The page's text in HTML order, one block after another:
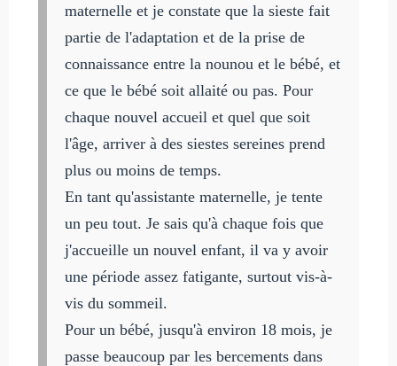
maternelle et je constate que la sieste fait
partie de l'adaptation et de la prise de
connaissance entre la nounou et le bébé, et
ce que le bébé soit allaité ou pas. Pour
chaque nouvel accueil et quel que soit
l'âge, arriver à des siestes sereines prend
plus ou moins de temps.
En tant qu'assistante maternelle, je tente
un peu tout. Je sais qu'à chaque fois que
j'accueille un nouvel enfant, il va y avoir
une période assez fatigante, surtout vis-à-
vis du sommeil.
Pour un bébé, jusqu'à environ 18 mois, je
passe beaucoup par les bercements dans